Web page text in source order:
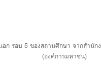
ก รอบ 5 ของสถานศึกษา จากสำนั
(องค์การมหาชน)